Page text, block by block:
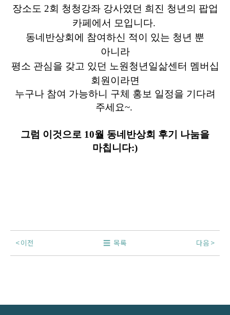
장소도 2회 청청강좌 강사였던 희진 청년의 팝업
카페에서 모입니다.
동네반상회에 참여하신 적이 있는 청년 뿐
아니라
평소 관심을 갖고 있던 노원청년일삶센터 멤버십
회원이라면
누구나 참여 가능하니 구체 홍보 일정을 기다려
주세요~.
그럼 이것으로 10월 동네반상회 후기 나눔을
마칩니다:)
이전 목록 다음